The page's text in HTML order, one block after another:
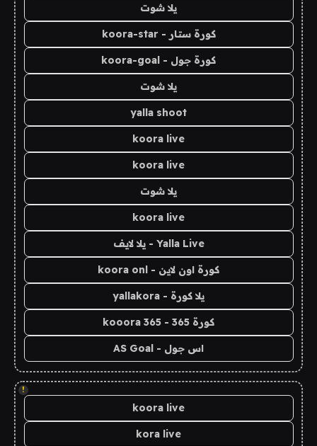
يلا شوت
كورة ستار - koora-star
كورة جول - koora-goal
يلا شوت
yalla shoot
koora live
koora live
يلا شوت
koora live
Yalla Live - يلا لايف
كورة اون لاين - koora onl
يلا كورة - yallakora
كورة 365 - kooora 365
اس جول - AS Goal
!
koora live
kora live